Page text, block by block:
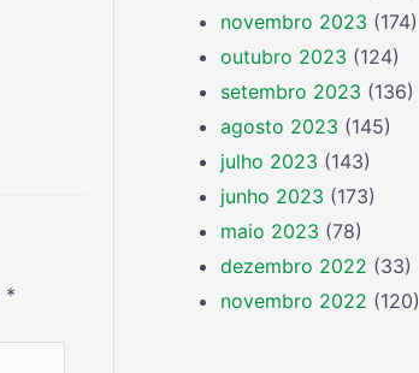
*
novembro 2023 (174)
outubro 2023 (124)
setembro 2023 (136)
agosto 2023 (145)
julho 2023 (143)
junho 2023 (173)
maio 2023 (78)
dezembro 2022 (33)
novembro 2022 (120)